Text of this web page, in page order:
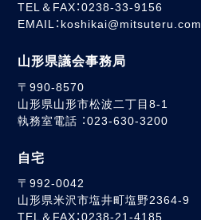
TEL＆FAX：0238-33-9156
EMAIL：koshikai@mitsuteru.com
山形県議会事務局
〒990-8570
山形県山形市松波二丁目8-1
執務室電話 ：023-630-3200
自宅
〒992-0042
山形県米沢市塩井町塩野2364-9
TEL＆FAX：0238-21-4185